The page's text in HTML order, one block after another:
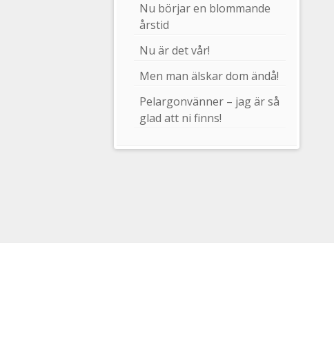
Nu börjar en blommande
årstid
Nu är det vår!
Men man älskar dom ändå!
Pelargonvänner – jag är så
glad att ni finns!